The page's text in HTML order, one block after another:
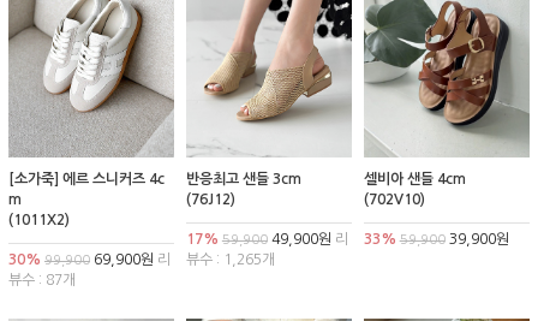
[소가죽] 에르 스니커즈 4c
m
(1011X2)
30% 99,900 69,900원 리
뷰수 : 87개
반응최고 샌들 3cm
(76J12)
17% 59,90049,900원 리
뷰수 : 1,265개
셀비아 샌들 4cm
(702V10)
33% 59,90039,900원